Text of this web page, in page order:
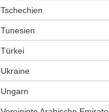
Tschechien
Tunesien
Türkei
Ukraine
Ungarn